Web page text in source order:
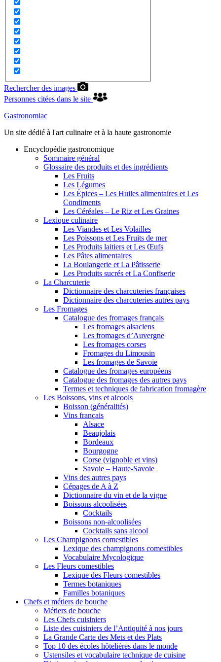
Rechercher des images
Personnes citées dans le site
Gastronomiac
Un site dédié à l'art culinaire et à la haute gastronomie
Encyclopédie gastronomique
Sommaire général
Glossaire des produits et des ingrédients
Les Fruits
Les Légumes
Les Épices – Les Huiles alimentaires et Les
Condiments
Les Céréales – Le Riz et Les Graines
Lexique culinaire
Les Viandes et Les Volailles
Les Poissons et Les Fruits de mer
Les Produits laitiers et Les Œufs
Les Pâtes alimentaires
La Boulangerie et La Pâtisserie
Les Produits sucrés et La Confiserie
La Charcuterie
Dictionnaire des charcuteries françaises
Dictionnaire des charcuteries autres pays
Les Fromages
Catalogue des fromages français
Les fromages alsaciens
Les fromages d’Auvergne
Les fromages corses
Fromages du Limousin
Les fromages de Savoie
Catalogue des fromages européens
Catalogue des fromages des autres pays
Termes et techniques de fabrication fromagère
Les Boissons, vins et alcools
Boisson (généralités)
Vins français
Alsace
Beaujolais
Bordeaux
Bourgogne
Corse (vignoble et vins)
Savoie – Haute-Savoie
Vins des autres pays
Cépages de A à Z
Dictionnaire du vin et de la vigne
Boissons alcoolisées
Cocktails
Boissons non-alcoolisées
Cocktails sans alcool
Les Champignons comestibles
Lexique des champignons comestibles
Vocabulaire Mycologique
Les Fleurs comestibles
Lexique des Fleurs comestibles
Termes botaniques
Familles botaniques
Chefs et métiers de bouche
Métiers de bouche
Les Chefs cuisiniers
Liste des cuisiniers de l’Antiquité à nos jours
La Grande Carte des Mets et des Plats
Top 10 des écoles hôtelières dans le monde
Ustensiles et vocabulaire technique de cuisine